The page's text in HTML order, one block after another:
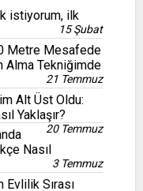
istiyorum, ilk
15 Şubat
Metre Mesafede
Alma Tekniğimde
21 Temmuz
Alt Üst Oldu:
Yaklaşır?
20 Temmuz
Nasıl
3 Temmuz
Evlilik Sırası